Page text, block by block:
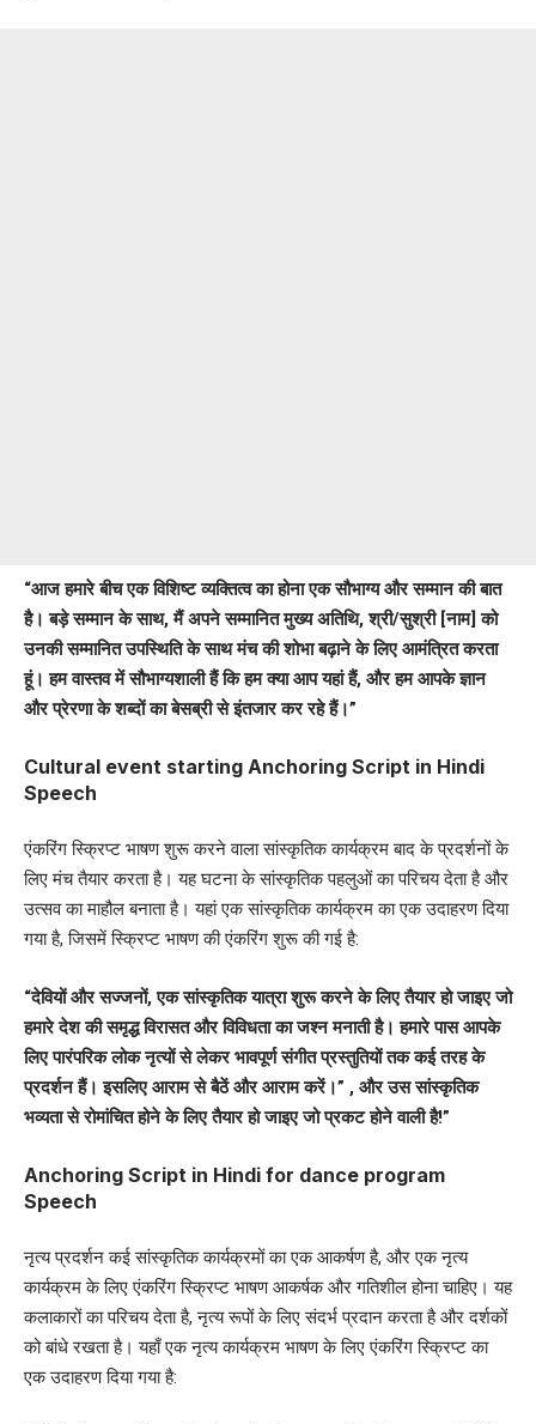
“आज हमारे बीच एक विशिष्ट व्यक्तित्व का होना एक सौभाग्य और सम्मान की बात
है। बड़े सम्मान के साथ, मैं अपने सम्मानित मुख्य अतिथि, श्री/सुश्री [नाम] को
उनकी सम्मानित उपस्थिति के साथ मंच की शोभा बढ़ाने के लिए आमंत्रित करता
हूं। हम वास्तव में सौभाग्यशाली हैं कि हम क्या आप यहां हैं, और हम आपके ज्ञान
और प्रेरणा के शब्दों का बेसब्री से इंतजार कर रहे हैं।”
Cultural event starting Anchoring Script in Hindi
Speech
एंकरिंग स्क्रिप्ट भाषण शुरू करने वाला सांस्कृतिक कार्यक्रम बाद के प्रदर्शनों के
लिए मंच तैयार करता है। यह घटना के सांस्कृतिक पहलुओं का परिचय देता है और
उत्सव का माहौल बनाता है। यहां एक सांस्कृतिक कार्यक्रम का एक उदाहरण दिया
गया है, जिसमें स्क्रिप्ट भाषण की एंकरिंग शुरू की गई है:
“देवियों और सज्जनों, एक सांस्कृतिक यात्रा शुरू करने के लिए तैयार हो जाइए जो
हमारे देश की समृद्ध विरासत और विविधता का जश्न मनाती है। हमारे पास आपके
लिए पारंपरिक लोक नृत्यों से लेकर भावपूर्ण संगीत प्रस्तुतियों तक कई तरह के
प्रदर्शन हैं। इसलिए आराम से बैठें और आराम करें।” , और उस सांस्कृतिक
भव्यता से रोमांचित होने के लिए तैयार हो जाइए जो प्रकट होने वाली है!”
Anchoring Script in Hindi for dance program
Speech
नृत्य प्रदर्शन कई सांस्कृतिक कार्यक्रमों का एक आकर्षण है, और एक नृत्य
कार्यक्रम के लिए एंकरिंग स्क्रिप्ट भाषण आकर्षक और गतिशील होना चाहिए। यह
कलाकारों का परिचय देता है, नृत्य रूपों के लिए संदर्भ प्रदान करता है और दर्शकों
को बांधे रखता है। यहाँ एक नृत्य कार्यक्रम भाषण के लिए एंकरिंग स्क्रिप्ट का
एक उदाहरण दिया गया है: